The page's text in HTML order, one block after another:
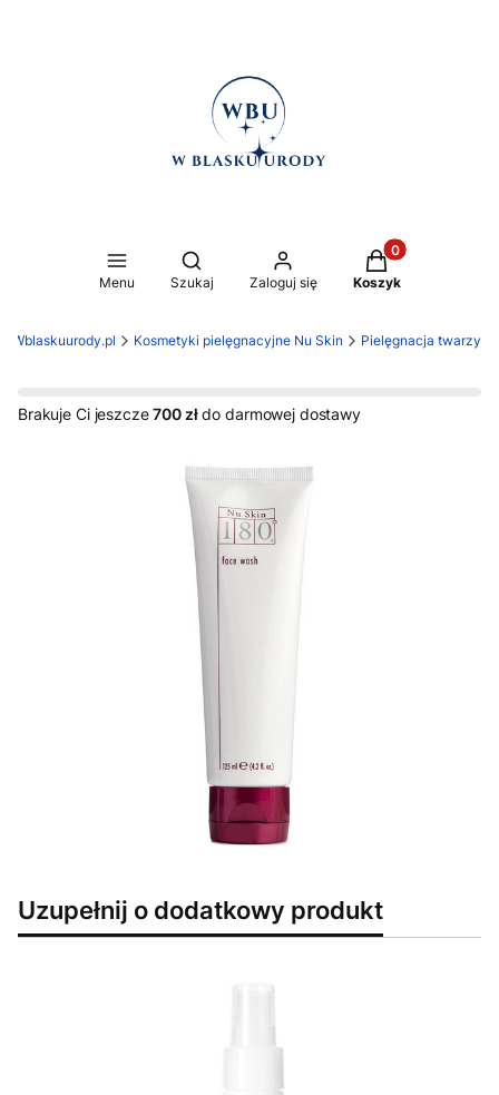
Menu
Otwórz wyszukiwarkę
Szukaj Zaloguj się
Produkty w
Koszyk
Wblaskuurody.pl Kosmetyki pielęgnacyjne Nu Skin Pielęgnacja twarzy
Brakuje Ci jeszcze700 złdo darmowej dostawy
Uzupełnij o dodatkowy produkt